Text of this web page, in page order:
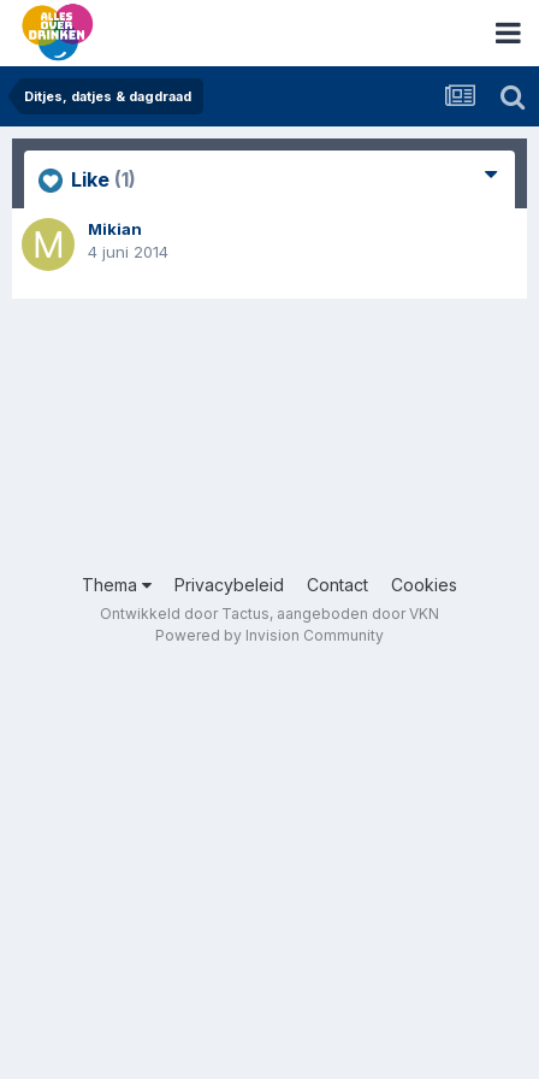
Ditjes, datjes & dagdraad
Like (1)
Mikian
4 juni 2014
Thema Privacybeleid Contact Cookies
Ontwikkeld door Tactus, aangeboden door VKN
Powered by Invision Community